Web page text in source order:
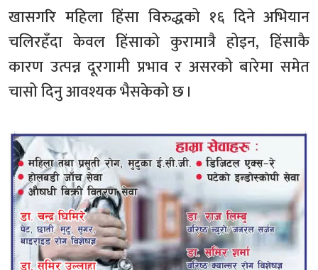
खासगरि महिला हिंसा विरुद्धको १६ दिने अभियान
चलिरहँदा केवल हिंसाको कुरामात्रै होइन, हिंसाकै
कारण उत्पन्न दूरगामी प्रभाव र असरको बारेमा समेत
चासो दिनु आवश्यक भैसकेको छ ।